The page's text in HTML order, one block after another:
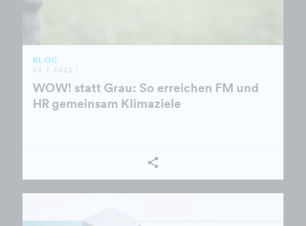
BLOG
24.7.2025 |
WOW! statt Grau: So erreichen FM und
HR gemeinsam Klimaziele